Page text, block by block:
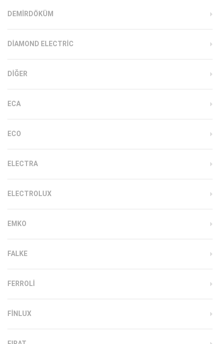
DEMIRDÖKÜM
DIAMOND ELECTRIC
DIĞER
ECA
ECO
ELECTRA
ELECTROLUX
EMKO
FALKE
FERROLI
FINLUX